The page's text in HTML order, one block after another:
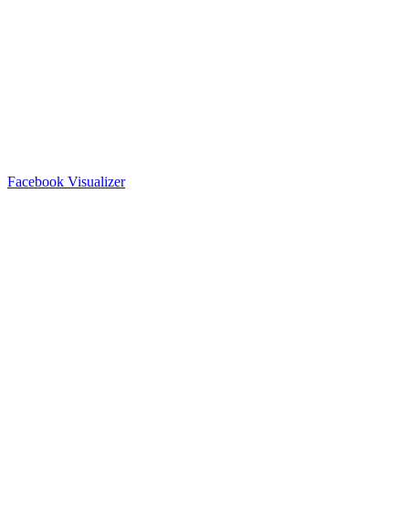
Facebook Visualizer